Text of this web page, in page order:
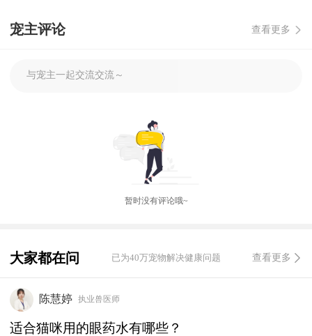
宠主评论 查看更多
与宠主一起交流交流～
暂时没有评论哦~
大家都在问 已为40万宠物解决健康问题 查看更多
陈慧婷 执业兽医师
适合猫咪用的眼药水有哪些？‌